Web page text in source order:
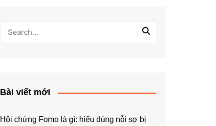
Bài viết mới
Hội chứng Fomo là gì: hiểu đúng nỗi sợ bị